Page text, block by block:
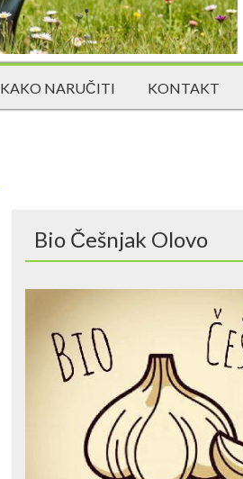
KAKO NARUČITI KONTAKT
Bio Češnjak Olovo